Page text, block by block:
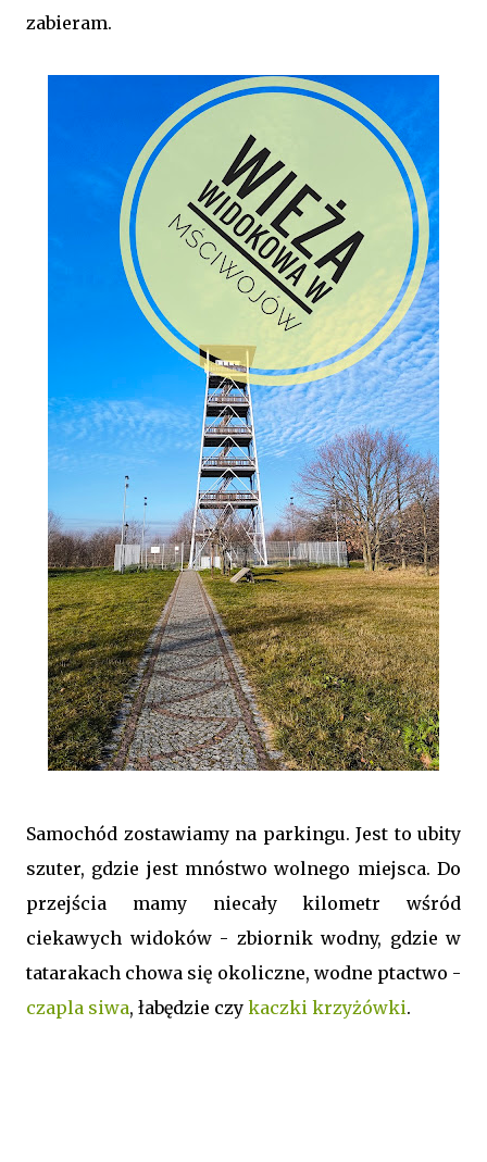
zabieram.
Samochód zostawiamy na parkingu. Jest to ubity
szuter, gdzie jest mnóstwo wolnego miejsca. Do
przejścia mamy niecały kilometr wśród
ciekawych widoków - zbiornik wodny, gdzie w
tatarakach chowa się okoliczne, wodne ptactwo -
czapla siwa, łabędzie czy kaczki krzyżówki.